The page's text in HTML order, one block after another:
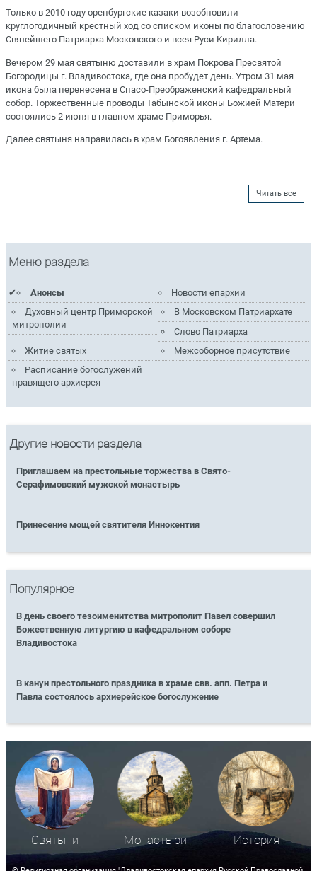
Только в 2010 году оренбургские казаки возобновили
круглогодичный крестный ход со списком иконы по благословению
Святейшего Патриарха Московского и всея Руси Кирилла.
Вечером 29 мая святыню доставили в храм Покрова Пресвятой
Богородицы г. Владивостока, где она пробудет день. Утром 31 мая
икона была перенесена в Спасо-Преображенский кафедральный
собор. Торжественные проводы Табынской иконы Божией Матери
состоялись 2 июня в главном храме Приморья.
Далее святыня направилась в храм Богоявления г. Артема.
Читать все
Меню раздела
Анонсы
Новости епархии
Духовный центр Приморской
митрополии
В Московском Патриархате
Слово Патриарха
Житие святых
Межсоборное присутствие
Расписание богослужений
правящего архиерея
Другие новости раздела
Приглашаем на престольные торжества в Свято-
Серафимовский мужской монастырь
Принесение мощей святителя Иннокентия
Популярное
В день своего тезоименитства митрополит Павел совершил
Божественную литургию в кафедральном соборе
Владивостока
В канун престольного праздника в храме свв. апп. Петра и
Павла состоялось архиерейское богослужение
Святыни Монастыри История